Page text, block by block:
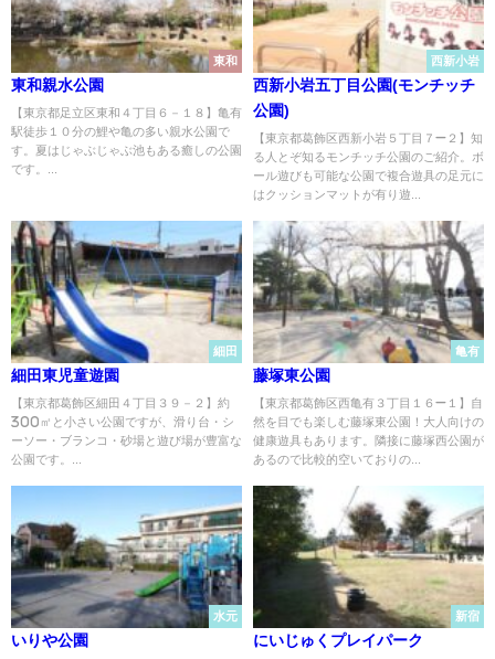
東和
東和親水公園
【東京都足立区東和４丁目６－１８】亀有
駅徒歩１０分の鯉や亀の多い親水公園で
す。夏はじゃぶじゃぶ池もある癒しの公園
です。...
西新小岩
西新小岩五丁目公園(モンチッチ
公園)
【東京都葛飾区西新小岩５丁目７−２】知
る人とぞ知るモンチッチ公園のご紹介。ボ
ール遊びも可能な公園で複合遊具の足元に
はクッションマットが有り遊...
細田
細田東児童遊園
【東京都葛飾区細田４丁目３９－２】約
300㎡と小さい公園ですが、滑り台・シ
ーソー・ブランコ・砂場と遊び場が豊富な
公園です。...
亀有
藤塚東公園
【東京都葛飾区西亀有３丁目１６−１】自
然を目でも楽しむ藤塚東公園！大人向けの
健康遊具もあります。隣接に藤塚西公園が
あるので比較的空いておりの...
水元
いりや公園
新宿
にいじゅくプレイパーク